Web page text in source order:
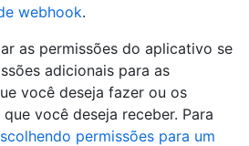
webhook.
as permissões do aplicativo se
adicionais para as
você deseja fazer ou os
você deseja receber. Para
permissões para um